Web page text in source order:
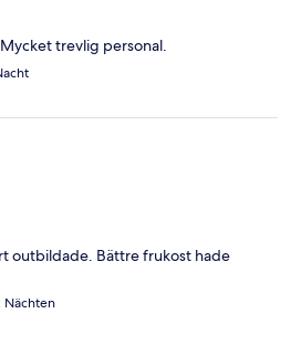
trevlig personal.
outbildade. Bättre frukost hade
Nächten